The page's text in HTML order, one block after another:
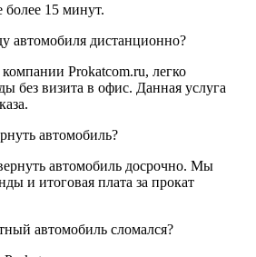
более 15 минут.
автомобиля дистанционно?
Prokatcom.ru, легко
без визита в офис. Данная услуга
автомобиль?
автомобиль досрочно. Мы
и итоговая плата за прокат
автомобиль сломался?